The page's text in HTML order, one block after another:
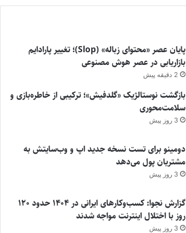
پایان عصر «محتوای زباله» (Slop)؛ تغییر پارادایم
بازاریابی در عصر هوش مصنوعی
2 دقیقه پیش
بازگشت نوستالژیک «گلدفیش»؛ ترکیبی از خاطره‌بازی و
سلامت‌محوری
3 روز پیش
دومینو برای تست نسخه جدید اپ و وب‌سایتش به
مشتریان پول می‌دهد
3 روز پیش
گزارش نجوا: کسب‌وکارهای ایرانی در ۱۴۰۴ حدود ۱۲۰
روز با اختلال اینترنت مواجه شدند
3 روز پیش